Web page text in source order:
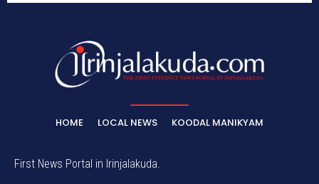
HOME LOCAL NEWS KOODAL MANIKYAM
First News Portal in Irinjalakuda.